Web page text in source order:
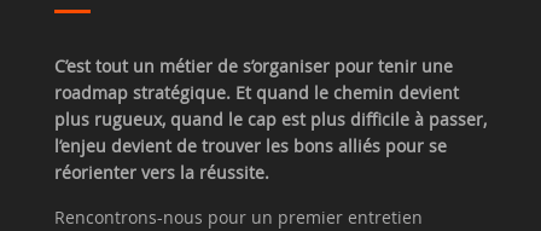
C’est tout un métier de s’organiser pour tenir une
roadmap stratégique. Et quand le chemin devient
plus rugueux, quand le cap est plus difficile à passer,
l’enjeu devient de trouver les bons alliés pour se
réorienter vers la réussite.
Rencontrons-nous pour un premier entretien